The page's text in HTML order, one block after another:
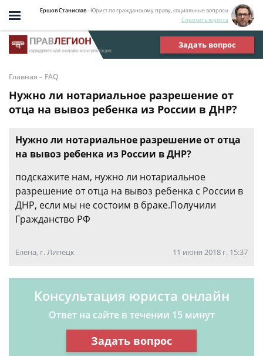
Ершов Станислав- Юрист по гражданскому праву, социальные вопросы
Спросить юриста
Задать вопрос
Главная - FAQ
Нужно ли нотариальное разрешение от
отца на вывоз ребенка из России в ДНР?
Нужно ли нотариальное разрешение от отца
на вывоз ребенка из России в ДНР?
подскажите нам, нужно ли нотариальное
разрешение от отца на вывоз ребенка с России в
ДНР, если мы не состоим в браке.Получили
Гражданство РФ
Елена, г. Липецк 11 июня 2018 г. 15:37
Консультация юриста онлайн
Ответ на сайте в течении 15 минут
Задать вопрос